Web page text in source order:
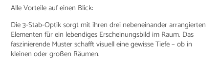
Alle Vorteile auf einen Blick:
Die 3-Stab-Optik sorgt mit ihren drei nebeneinander arrangierten
Elementen für ein lebendiges Erscheinungsbild im Raum. Das
faszinierende Muster schafft visuell eine gewisse Tiefe – ob in
kleinen oder großen Räumen.